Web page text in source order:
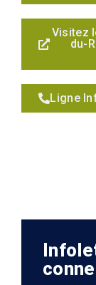
Visitez
du-
Ligne